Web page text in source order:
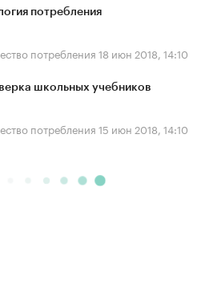
потребления
потребления 18 июн 2018, 14:10
школьных учебников
потребления 15 июн 2018, 14:10